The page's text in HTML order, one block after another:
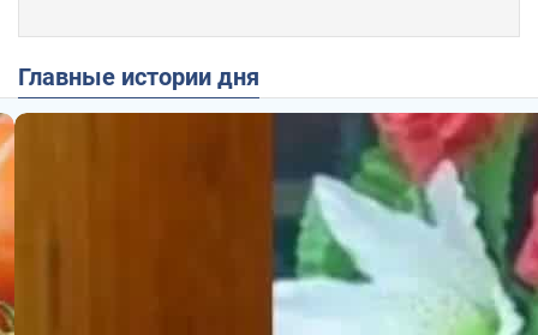
Главные истории дня